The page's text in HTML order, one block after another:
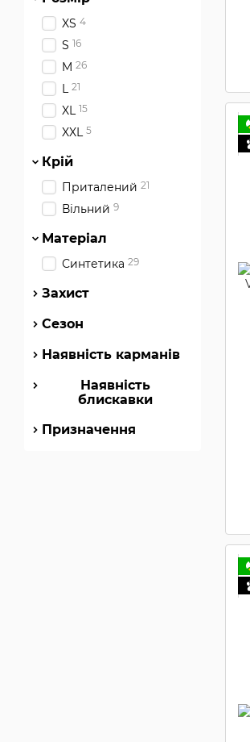
XS 4
S 16
M 26
L 21
XL 15
XXL 5
Крій
Приталений 21
Вільний 9
Матеріал
Синтетика 29
Захист
Сезон
Наявність карманів
Наявність
блискавки
Призначення